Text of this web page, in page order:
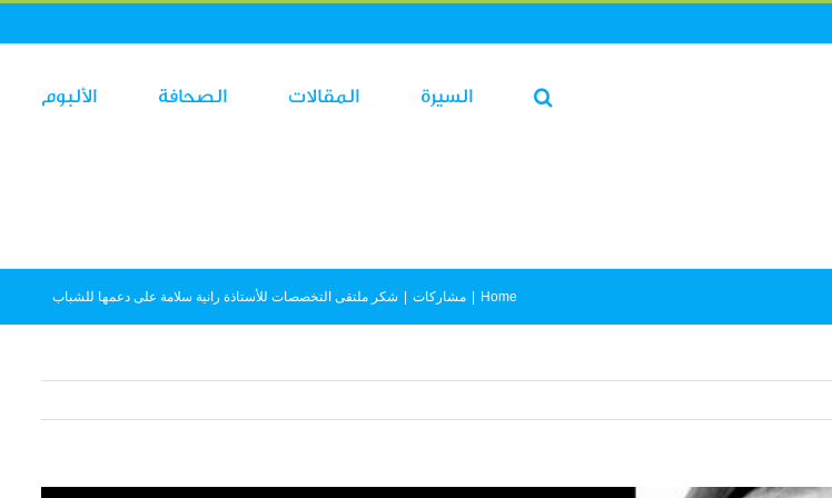
الألبوم الصحافة المقالات السيرة
Home مشاركات شكر ملتقى التخصصات للأستاذة رانية سلامة على دعمها للشباب